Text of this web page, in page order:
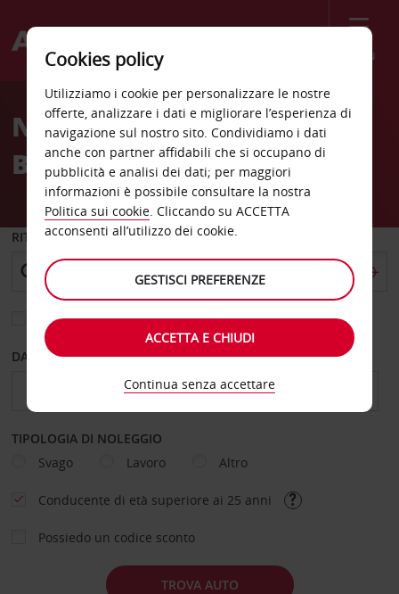
Menù
Welcome
AvisNoleggio auto Istinye
Birmot Istanbul
RITIRO DA
Scegli una località di riconsegna diversa
DAL GIORNO AL GIORNO
TIPOLOGIA DI NOLEGGIO
Svago
Lavoro Altro
Conducente di età superiore ai 25 anni
Possiedo un codice sconto
TROVA AUTO
Cookies policy
Utilizziamo i cookie per personalizzare le nostre
offerte, analizzare i dati e migliorare l’esperienza di
navigazione sul nostro sito. Condividiamo i dati
anche con partner affidabili che si occupano di
pubblicità e analisi dei dati; per maggiori
informazioni è possibile consultare la nostra
Politica sui cookie. Cliccando su ACCETTA
acconsenti all’utilizzo dei cookie.
GESTISCI PREFERENZE
ACCETTA E CHIUDI
Continua senza accettare